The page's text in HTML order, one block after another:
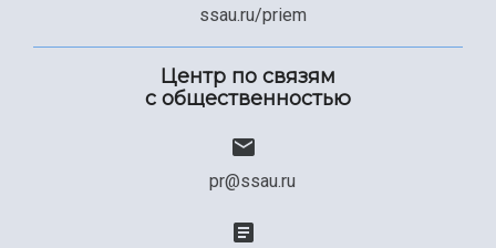
ssau.ru/priem
Центр по связям
с общественностью
pr@ssau.ru